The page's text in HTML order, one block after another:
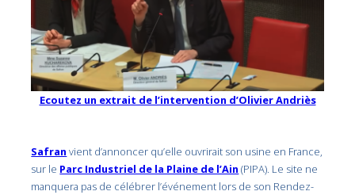
Ecoutez un extrait de l’intervention d’Olivier Andriès
Safran vient d’annoncer qu’elle ouvrirait son usine en France,
sur le Parc Industriel de la Plaine de l’Ain (PIPA). Le site ne
manquera pas de célébrer l’événement lors de son Rendez-